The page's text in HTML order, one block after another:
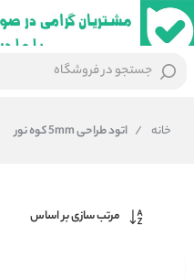
جستجو در فروشگاه
خانه / اتود طراحی 5mm کوه نور
مرتب سازی بر اساس